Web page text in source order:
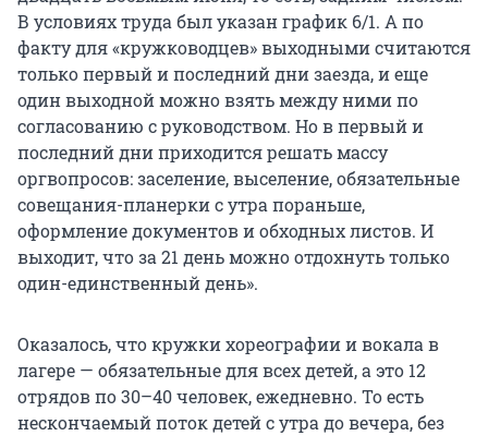
В условиях труда был указан график 6/1. А по
факту для «кружководцев» выходными считаются
только первый и последний дни заезда, и еще
один выходной можно взять между ними по
согласованию с руководством. Но в первый и
последний дни приходится решать массу
оргвопросов: заселение, выселение, обязательные
совещания-планерки с утра пораньше,
оформление документов и обходных листов. И
выходит, что за 21 день можно отдохнуть только
один-единственный день».
Оказалось, что кружки хореографии и вокала в
лагере — обязательные для всех детей, а это 12
отрядов по 30–40 человек, ежедневно. То есть
нескончаемый поток детей с утра до вечера, без